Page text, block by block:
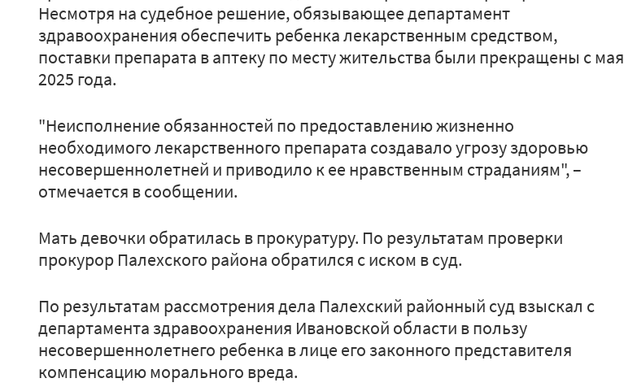
Несмотря на судебное решение, обязывающее департамент
здравоохранения обеспечить ребенка лекарственным средством,
поставки препарата в аптеку по месту жительства были прекращены с мая
2025 года.
"Неисполнение обязанностей по предоставлению жизненно
необходимого лекарственного препарата создавало угрозу здоровью
несовершеннолетней и приводило к ее нравственным страданиям", –
отмечается в сообщении.
Мать девочки обратилась в прокуратуру. По результатам проверки
прокурор Палехского района обратился с иском в суд.
По результатам рассмотрения дела Палехский районный суд взыскал с
департамента здравоохранения Ивановской области в пользу
несовершеннолетнего ребенка в лице его законного представителя
компенсацию морального вреда.